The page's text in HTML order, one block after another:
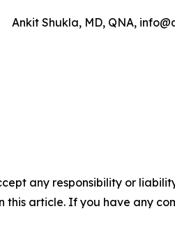
Ankit Shukla, MD, QNA,
any responsibility or
article. If you have any